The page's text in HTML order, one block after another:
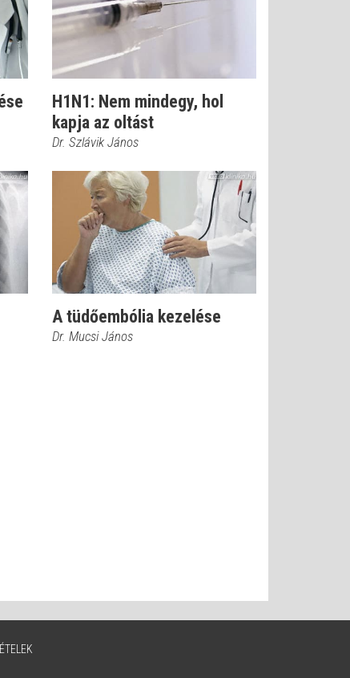
H1N1: Nem mindegy, hol
kapja az oltást
Dr. Szlávik János
A tüdőembólia kezelése
Dr. Mucsi János